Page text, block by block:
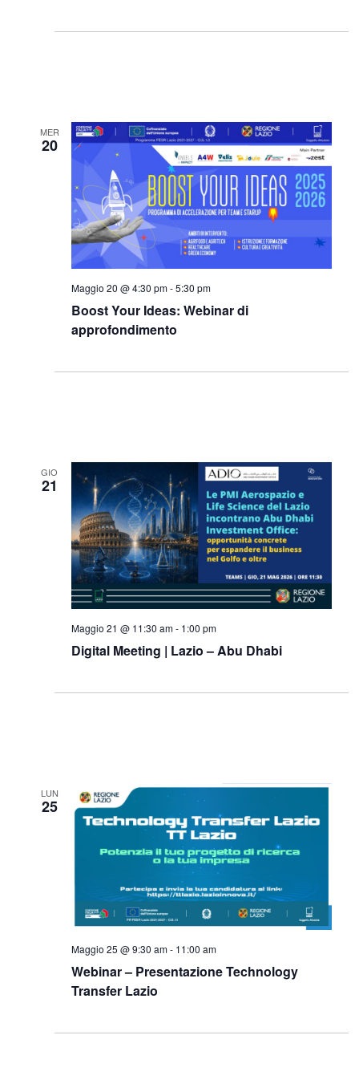
MER
20
Boost Your Ideas: Webinar di
approfondimento
Maggio 20 @ 4:30 pm-5:30 pm
GIO
21
Digital Meeting | Lazio – Abu Dhabi
Maggio 21 @ 11:30 am- 1:00 pm
LUN
25
Webinar – Presentazione Technology
Transfer Lazio
Maggio 25 @ 9:30 am- 11:00 am